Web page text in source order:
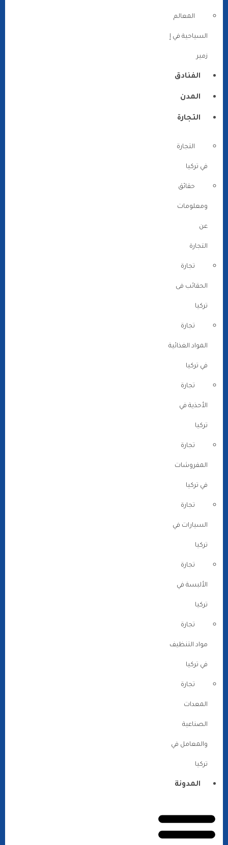
المعالم
السياحية في إ
زمير
الفنادق
المدن
التجارة
التجارة
في تركيا
حقائق
ومعلومات
عن
التجارة
تجارة
الحقائب فى
تركيا
تجارة
المواد الغذائية
في تركيا
تجارة
الأحذية في
تركيا
تجارة
المفروشات
في تركيا
تجارة
السيارات في
تركيا
تجارة
الألبسة في
تركيا
تجارة
مواد التنظيف
في تركيا
تجارة
المعدات
الصناعية
والمعامل في
تركيا
المدونة